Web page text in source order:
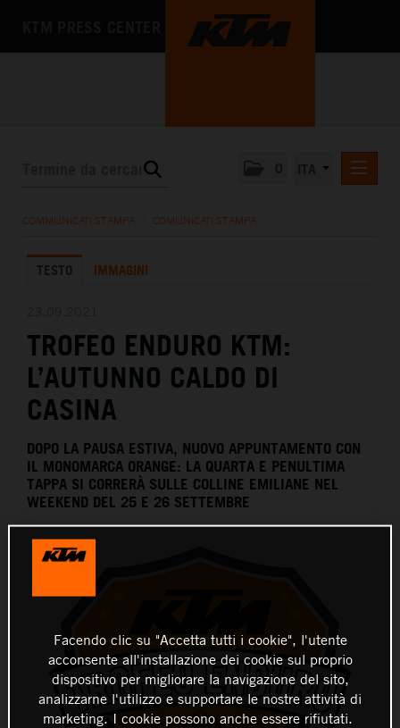
L'AZIENDA
COMMUNICATI STAMPA COMUNICATI STAMPA
TESTO IMMAGINI
TROFEO ENDURO KTM:
L’AUTUNNO CALDO DI
CASINA
DOPO LA PAUSA ESTIVA, NUOVO APPUNTAMENTO CON
IL MONOMARCA ORANGE: LA QUARTA E PENULTIMA
TAPPA SI CORRERÀ SULLE COLLINE EMILIANE NEL
WEEKEND DEL 25 E 26 SETTEMBRE
Facendo clic su "Accetta tutti i cookie", l'utente
acconsente all'installazione dei cookie sul proprio
dispositivo per migliorare la navigazione del sito,
analizzarne l'utilizzo e supportare le nostre attività di
marketing. I cookie possono anche essere rifiutati.